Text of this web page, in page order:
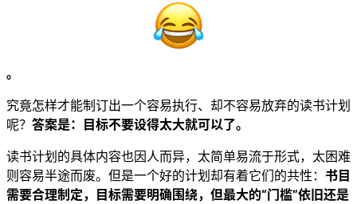
。
究竟怎样才能制订出一个容易执行、却不容易放弃的读书计划
呢？ 答案是：目标不要设得太大就可以了。
读书计划的具体内容也因人而异，太简单易流于形式，太困难
则容易半途而废。但是一个好的计划却有着它们的共性： 书目
需要合理制定，目标需要明确围绕，但最大的“门槛”依旧还是